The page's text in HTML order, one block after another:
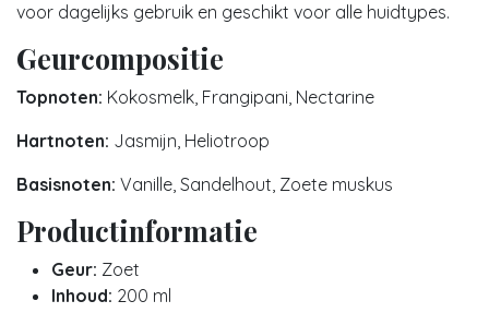
voor dagelijks gebruik en geschikt voor alle huidtypes.
Geurcompositie
Topnoten: Kokosmelk, Frangipani, Nectarine
Hartnoten: Jasmijn, Heliotroop
Basisnoten: Vanille, Sandelhout, Zoete muskus
Productinformatie
Geur: Zoet
Inhoud: 200 ml